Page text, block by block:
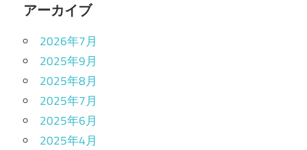
アーカイブ
2026年7月
2025年9月
2025年8月
2025年7月
2025年6月
2025年4月